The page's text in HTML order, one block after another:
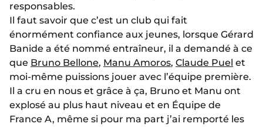
responsables.
Il faut savoir que c’est un club qui fait
énormément confiance aux jeunes, lorsque Gérard
Banide a été nommé entraîneur, il a demandé à ce
que Bruno Bellone, Manu Amoros, Claude Puel et
moi-même puissions jouer avec l’équipe première.
Il a cru en nous et grâce à ça, Bruno et Manu ont
explosé au plus haut niveau et en Équipe de
France A, même si pour ma part j’ai remporté les